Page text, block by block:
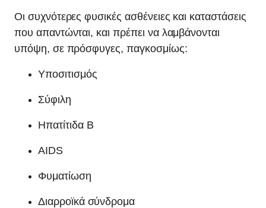
Οι συχνότερες φυσικές ασθένειες και καταστάσεις
που απαντώνται, και πρέπει να λαμβάνονται
υπόψη, σε πρόσφυγες, παγκοσμίως:
Υποσιτισμός
Σύφιλη
Ηπατίτιδα Β
AIDS
Φυματίωση
Διαρροϊκά σύνδρομα